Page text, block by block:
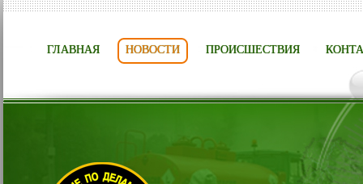
ГЛАВНАЯ НОВОСТИ ПРОИСШЕСТВИЯ